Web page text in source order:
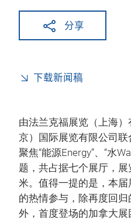
分享
下载新闻稿
由法兰克福展览（上海
京）国际展览有限公司
聚焦“能源Energy”、“水
题，共占据七个展厅，
米。值得一提的是，本
的热情参与，除再度回
外，首度登场的加拿大